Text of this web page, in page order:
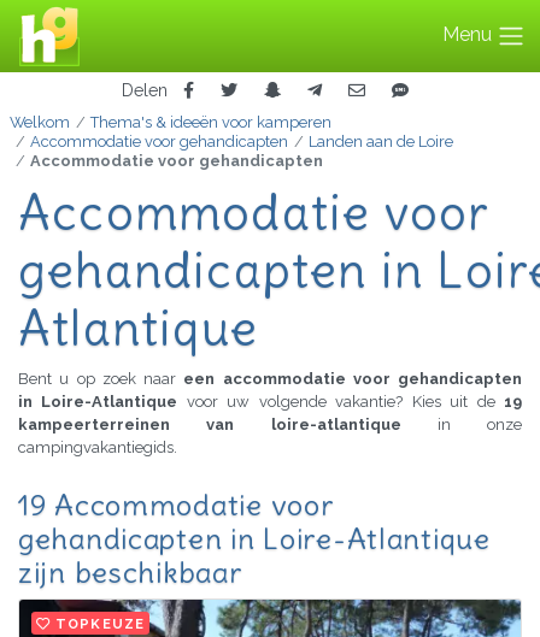
Menu
Delen
Welkom
Thema's & ideeën voor kamperen
Accommodatie voor gehandicapten
Landen aan de Loire
Accommodatie voor gehandicapten
Accommodatie voor
gehandicapten in
Atlantique
Bent u op zoek naar een accommodatie voor gehandicapten
in Loire-Atlantique voor uw volgende vakantie? Kies uit de 19
kampeerterreinen van loire-atlantique in onze
campingvakantiegids.
19 Accommodatie voor
gehandicapten in Loire-Atlantique
zijn beschikbaar
TOPKEUZE